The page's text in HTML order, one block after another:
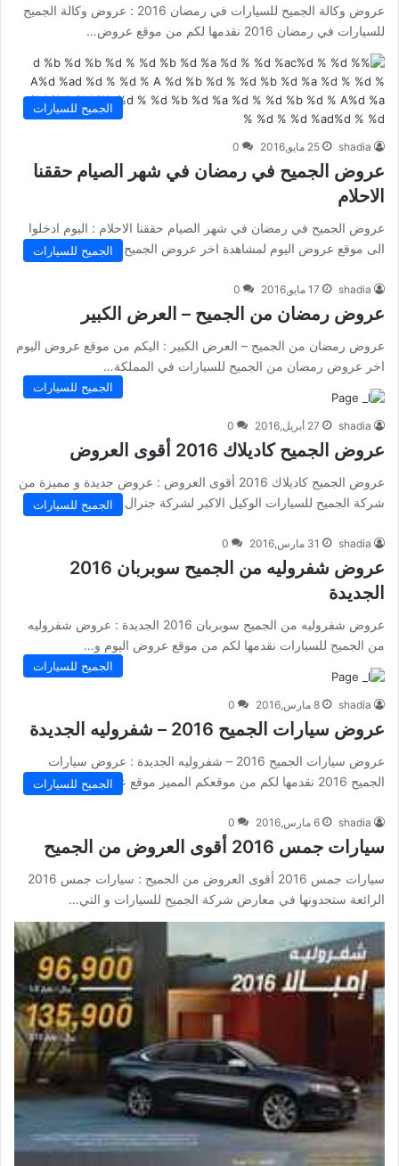
عروض وكالة الجميح للسيارات في رمضان 2016 : عروض وكالة الجميح
للسيارات في رمضان 2016 نقدمها لكم من موقع عروض…
الجميح للسيارات
shadia 25 مايو,2016 0
عروض الجميح في رمضان في شهر الصيام حققنا
الاحلام
عروض الجميح في رمضان في شهر الصيام حققنا الاحلام : اليوم ادخلوا
الى موقع عروض اليوم لمشاهدة اخر عروض الجميح في…الجميح للسيارات
shadia 17 مايو,2016 0
عروض رمضان من الجميح – العرض الكبير
عروض رمضان من الجميح – العرض الكبير : اليكم من موقع عروض اليوم
اخر عروض رمضان من الجميح للسيارات في المملكة…
الجميح للسيارات
shadia 27 أبريل,2016 0
عروض الجميح كاديلاك 2016 أقوى العروض
عروض الجميح كاديلاك 2016 أقوى العروض : عروض جديدة و مميزة من
شركة الجميح للسيارات الوكيل الاكبر لشركة جنرال موتورز…الجميح للسيارات
shadia 31 مارس,2016 0
عروض شفروليه من الجميح سوبربان 2016
الجديدة
عروض شفروليه من الجميح سوبربان 2016 الجديدة : عروض شفروليه
من الجميح للسيارات نقدمها لكم من موقع عروض اليوم و…
الجميح للسيارات
shadia 8 مارس,2016 0
عروض سيارات الجميح 2016 – شفروليه الجديدة
عروض سيارات الجميح 2016 – شفروليه الجديدة : عروض سيارات
الجميح 2016 نقدمها لكم من موقعكم المميز موقع عروض اليوم…
الجميح للسيارات
shadia 6 مارس,2016 0
سيارات جمس 2016 أقوى العروض من الجميح
سيارات جمس 2016 أقوى العروض من الجميح : سيارات جمس 2016
الرائعة ستجدونها في معارض شركة الجميح للسيارات و التي…